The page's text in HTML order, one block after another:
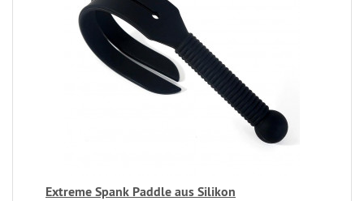
Extreme Spank Paddle aus Silikon